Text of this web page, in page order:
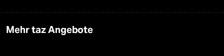
Mehr taz Angebote